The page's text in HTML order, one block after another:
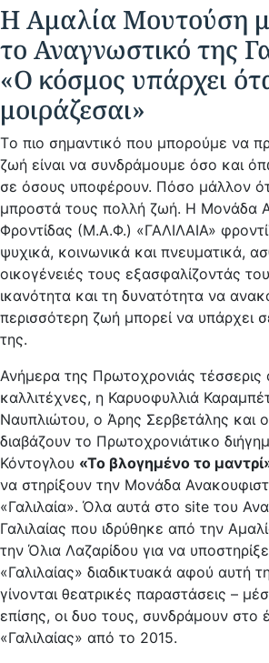
Η Αμαλία Μουτούση
το Αναγνωστικό της
«Ο κόσμος υπάρχει
μοιράζεσαι»
Tο πιο σημαντικό που μπορούμε να
ζωή είναι να συνδράμουμε όσο και
σε όσους υποφέρουν. Πόσο μάλλον
μπροστά τους πολλή ζωή. Η Μονάδα
Φροντίδας (Μ.Α.Φ.) «ΓΑΛΙΛΑΙΑ»
ψυχικά, κοινωνικά και πνευματικά,
οικογένειές τους εξασφαλίζοντάς
ικανότητα και τη δυνατότητα να
περισσότερη ζωή μπορεί να υπάρχει
της.
Ανήμερα της Πρωτοχρονιάς τέσσερις
καλλιτέχνες, η Καρυοφυλλιά
Ναυπλιώτου, ο Άρης Σερβετάλης και
διαβάζουν το Πρωτοχρονιάτικο
Κόντογλου «Το βλογημένο το
να στηρίξουν την Μονάδα
«Γαλιλαία». Όλα αυτά στο site του
Γαλιλαίας που ιδρύθηκε από την
την Όλια Λαζαρίδου για να
«Γαλιλαίας» διαδικτυακά αφού αυτή
γίνονται θεατρικές παραστάσεις –
επίσης, οι δυο τους, συνδράμουν στο
«Γαλιλαίας» από το 2015.